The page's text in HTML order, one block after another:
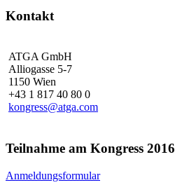
Kontakt
ATGA GmbH
Alliogasse 5-7
1150 Wien
+43 1 817 40 80 0
kongress@atga.com
Teilnahme am Kongress 2016
Anmeldungsformular